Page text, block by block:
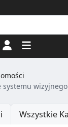
Logowanie
Wszystkie